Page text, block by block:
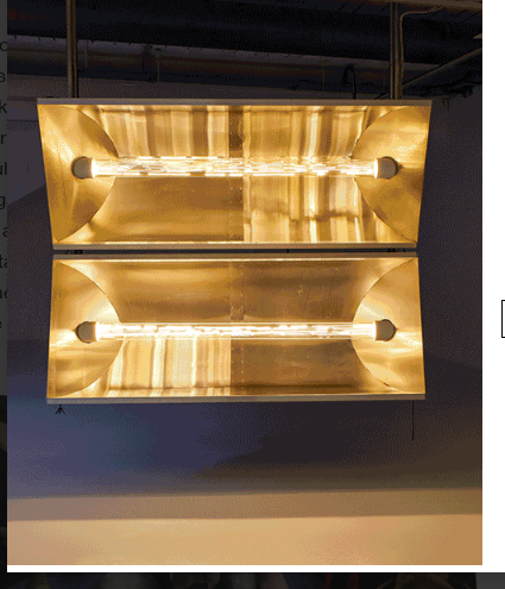
de los artistas de Marlborough Barcelona. Esta galería
en 1946 y cuenta con diferentes sedes como la de
o Madrid, inaugurada en 1992 con la famosa exposición
que mostró los últimos diez años de trabajo de Francis
exhibición individual organizada durante la vida del
abre un segundo espacio en Barcelona, donde
contemporáneo y la representación de los artistas
de todo el país. Como galería independiente
con Marlborough Nueva York y Londres para
artistas internacionales y emergentes en España.